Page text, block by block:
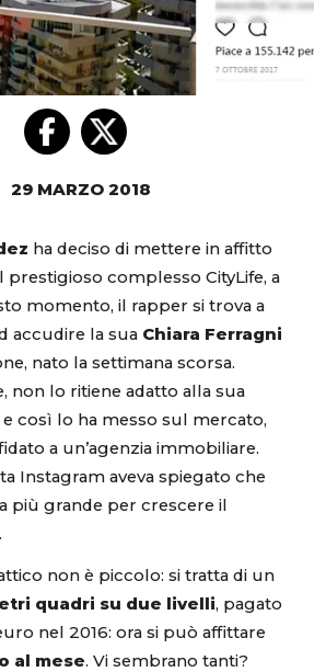
29 MARZO 2018
ha deciso di mettere in affitto
prestigioso complesso CityLife, a
momento, il rapper si trova a
accudire la sua Chiara Ferragni
nato la settimana scorsa.
non lo ritiene adatto alla sua
così lo ha messo sul mercato,
a un’agenzia immobiliare.
Instagram aveva spiegato che
più grande per crescere il
non è piccolo: si tratta di un
quadri su due livelli, pagato
nel 2016: ora si può affittare
al mese. Vi sembrano tanti?